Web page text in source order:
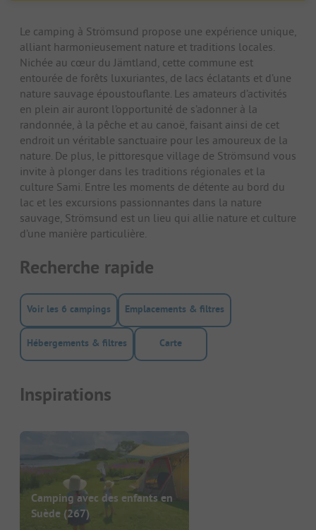
Le camping à Strömsund propose une expérience unique,
alliant harmonieusement nature et traditions locales.
Nichée au cœur du Jämtland, cette commune est
entourée de forêts luxuriantes, de lacs éclatants et d’une
nature sauvage époustouflante. Les amateurs d’activités
en plein air auront l’opportunité de s’adonner à la
randonnée, à la pêche et au canoë, faisant ainsi de cet
endroit un véritable sanctuaire pour les amoureux de la
nature. De plus, le pittoresque village de Strömsund vous
invite à plonger dans les traditions régionales et la
culture Sami. Entre les moments de détente au bord du
lac et les excursions passionnantes dans la nature
sauvage, Strömsund est un lieu qui allie nature et culture
d’une manière particulière.
Recherche rapide
Voir les 6 campings Emplacements & filtres
Hébergements & filtres Carte
Inspirations
Camping avec des enfants en
Suède (267)